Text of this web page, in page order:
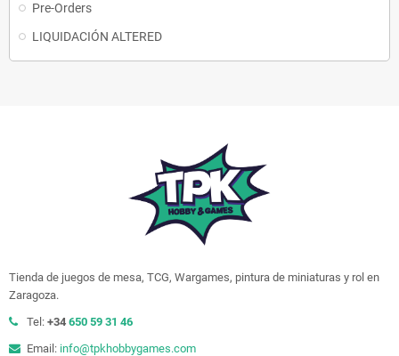
Pre-Orders
LIQUIDACIÓN ALTERED
Tienda de juegos de mesa, TCG, Wargames, pintura de miniaturas y rol en
Zaragoza.
Tel: +34 650 59 31 46
Email: info@tpkhobbygames.com